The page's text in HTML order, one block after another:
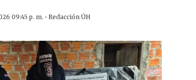
09:45 p. m. · Redacción ÚH